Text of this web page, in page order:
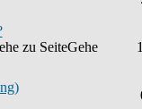
Gehe